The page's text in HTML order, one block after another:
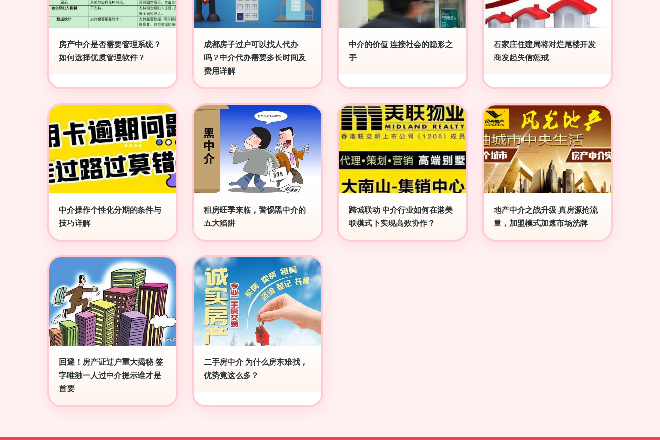
房产中介是否需要管理系统？
如何选择优质管理软件？
成都房子过户可以找人代办
吗？中介代办需要多长时间及
费用详解
中介的价值 连接社会的隐形之
手
石家庄住建局将对烂尾楼开发
商发起失信惩戒
中介操作个性化分期的条件与
技巧详解
租房旺季来临，警惕黑中介的
五大陷阱
跨城联动 中介行业如何在港美
联模式下实现高效协作？
地产中介之战升级 真房源抢流
量，加盟模式加速市场洗牌
回避！房产证过户重大揭秘 签
字唯独一人过中介提示谁才是
首要
二手房中介 为什么房东难找，
优势竟这么多？